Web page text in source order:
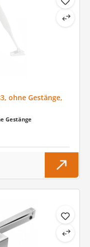
ohne Gestänge,
ohne Gestänge